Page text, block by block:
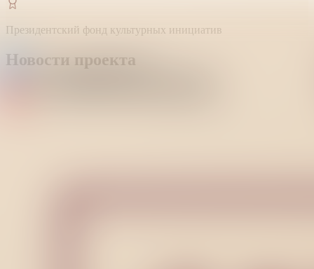
Президентский фонд культурных инициатив
Новости проекта